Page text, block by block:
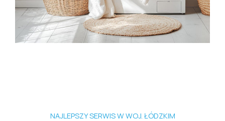
NAJLEPSZY SERWIS W WOJ. ŁÓDZKIM